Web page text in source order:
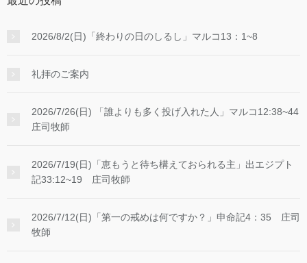
2026/8/2(日)「終わりの日のしるし」マルコ13：1~8
礼拝のご案内
2026/7/26(日) 「誰よりも多く投げ入れた人」マルコ12:38~44
庄司牧師
2026/7/19(日)「恵もうと待ち構えておられる主」出エジプト
記33:12~19 庄司牧師
2026/7/12(日)「第一の戒めは何ですか？」申命記4：35 庄司
牧師